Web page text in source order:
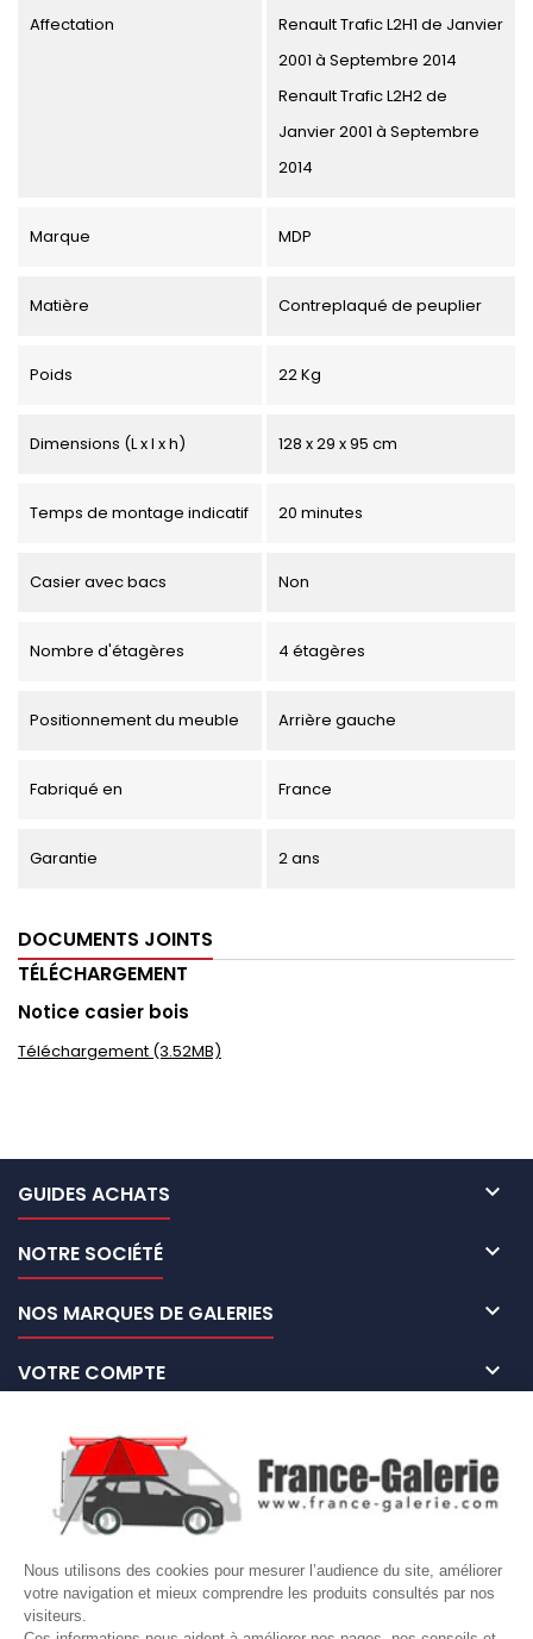
Nous utilisons des cookies pour mesurer l’audience du site, améliorer
votre navigation et mieux comprendre les produits consultés par nos
visiteurs.
Affectation
Renault Trafic L2H1 de Janvier
2001 à Septembre 2014
Renault Trafic L2H2 de
Janvier 2001 à Septembre
2014
Marque MDP
Matière Contreplaqué de peuplier
Poids 22 Kg
Dimensions (L x l x h) 128 x 29 x 95 cm
Temps de montage indicatif 20 minutes
Casier avec bacs Non
Nombre d'étagères 4 étagères
Positionnement du meuble Arrière gauche
Fabriqué en France
Garantie 2 ans
DOCUMENTS JOINTS
TÉLÉCHARGEMENT
Notice casier bois
Téléchargement (3.52MB)
GUIDES ACHATS 
NOTRE SOCIÉTÉ 
NOS MARQUES DE GALERIES 
VOTRE COMPTE 
Site protégé par reCAPTCHA.
LETTRE D'INFORMATIONS